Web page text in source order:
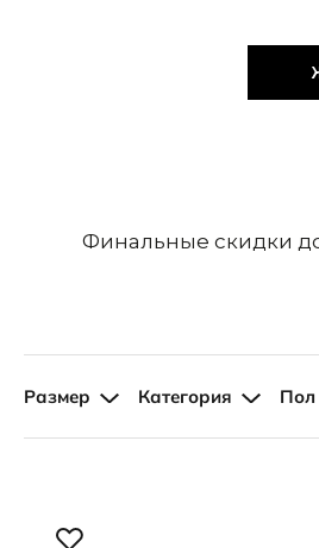
Финальные скидки
Размер Категория Пол